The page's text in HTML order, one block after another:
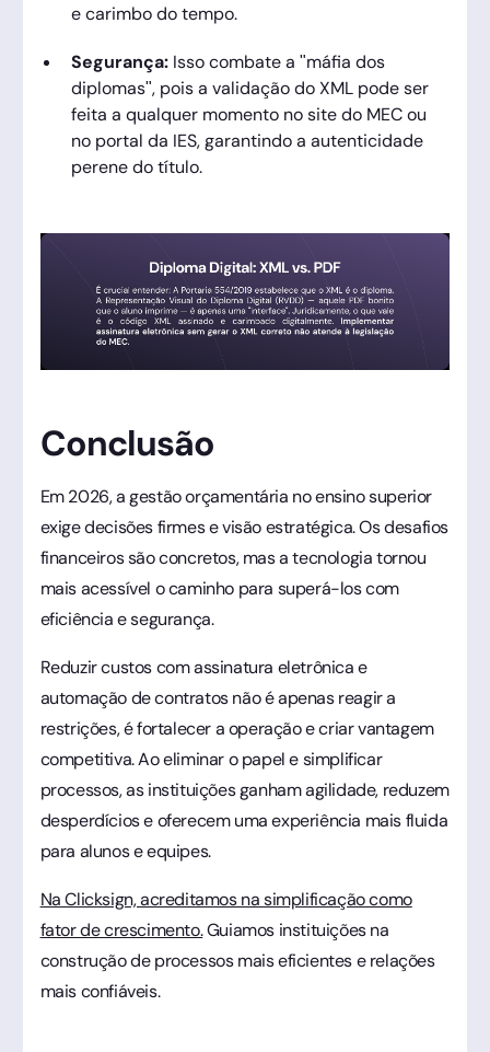
e carimbo do tempo.
Segurança: Isso combate a "máfia dos
diplomas", pois a validação do XML pode ser
feita a qualquer momento no site do MEC ou
no portal da IES, garantindo a autenticidade
perene do título.
Conclusão
Em 2026, a gestão orçamentária no ensino superior
exige decisões firmes e visão estratégica. Os desafios
financeiros são concretos, mas a tecnologia tornou
mais acessível o caminho para superá-los com
eficiência e segurança.
Reduzir custos com assinatura eletrônica e
automação de contratos não é apenas reagir a
restrições, é fortalecer a operação e criar vantagem
competitiva. Ao eliminar o papel e simplificar
processos, as instituições ganham agilidade, reduzem
desperdícios e oferecem uma experiência mais fluida
para alunos e equipes.
Na Clicksign, acreditamos na simplificação como
fator de crescimento.Guiamos instituições na
construção de processos mais eficientes e relações
mais confiáveis.